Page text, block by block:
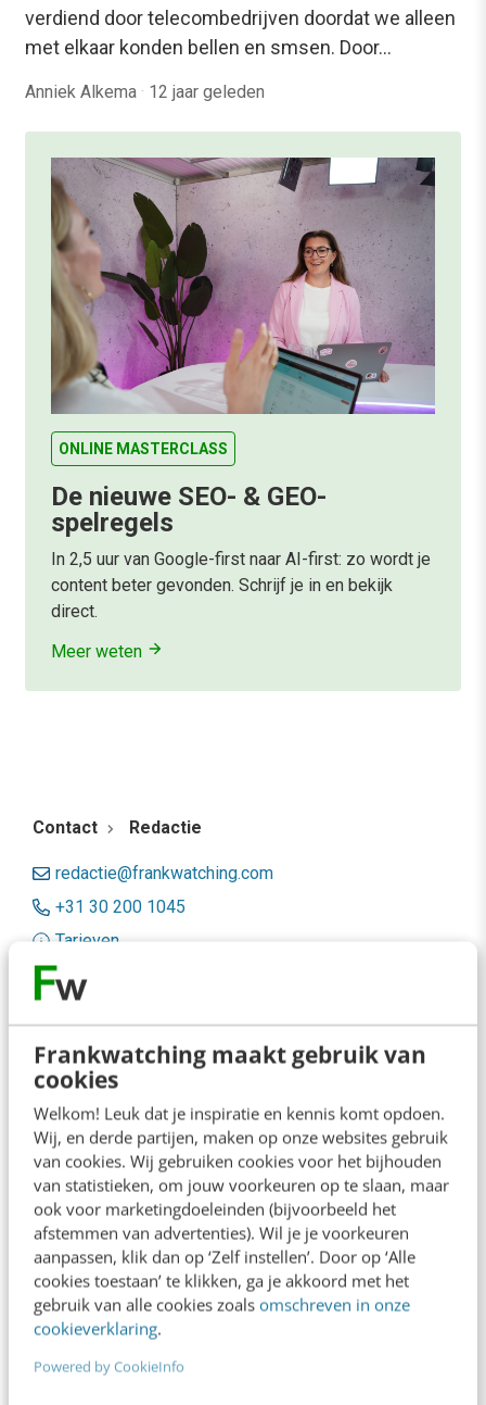
Frankwatching maakt gebruik van
cookies
Welkom! Leuk dat je inspiratie en kennis komt opdoen.
Wij, en derde partijen, maken op onze websites gebruik
van cookies. Wij gebruiken cookies voor het bijhouden
van statistieken, om jouw voorkeuren op te slaan, maar
ook voor marketingdoeleinden (bijvoorbeeld het
afstemmen van advertenties). Wil je je voorkeuren
aanpassen, klik dan op ‘Zelf instellen’. Door op ‘Alle
cookies toestaan’ te klikken, ga je akkoord met het
gebruik van alle cookies zoals omschreven in onze
cookieverklaring.
Powered by CookieInfo
verdiend door telecombedrijven doordat we alleen
met elkaar konden bellen en smsen. Door…
Anniek Alkema · 12 jaar geleden
ONLINE MASTERCLASS
De nieuwe SEO- & GEO-
spelregels
In 2,5 uur van Google-first naar AI-first: zo wordt je
content beter gevonden. Schrijf je in en bekijk
direct.
Meer weten
Contact Redactie
redactie@frankwatching.com
+31 30 200 1045
Tarieven
Meer contactopties
Frankwatching
Adverteren
Contact
Nieuwsbrieven
Over ons
Ons team
Werken bij
Whitepapers